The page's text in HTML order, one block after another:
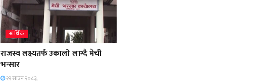
आर्थिक
राजस्व लक्ष्यतर्फ उकालो लाग्दै मेची
भन्सार
२२ साउन २०८३,